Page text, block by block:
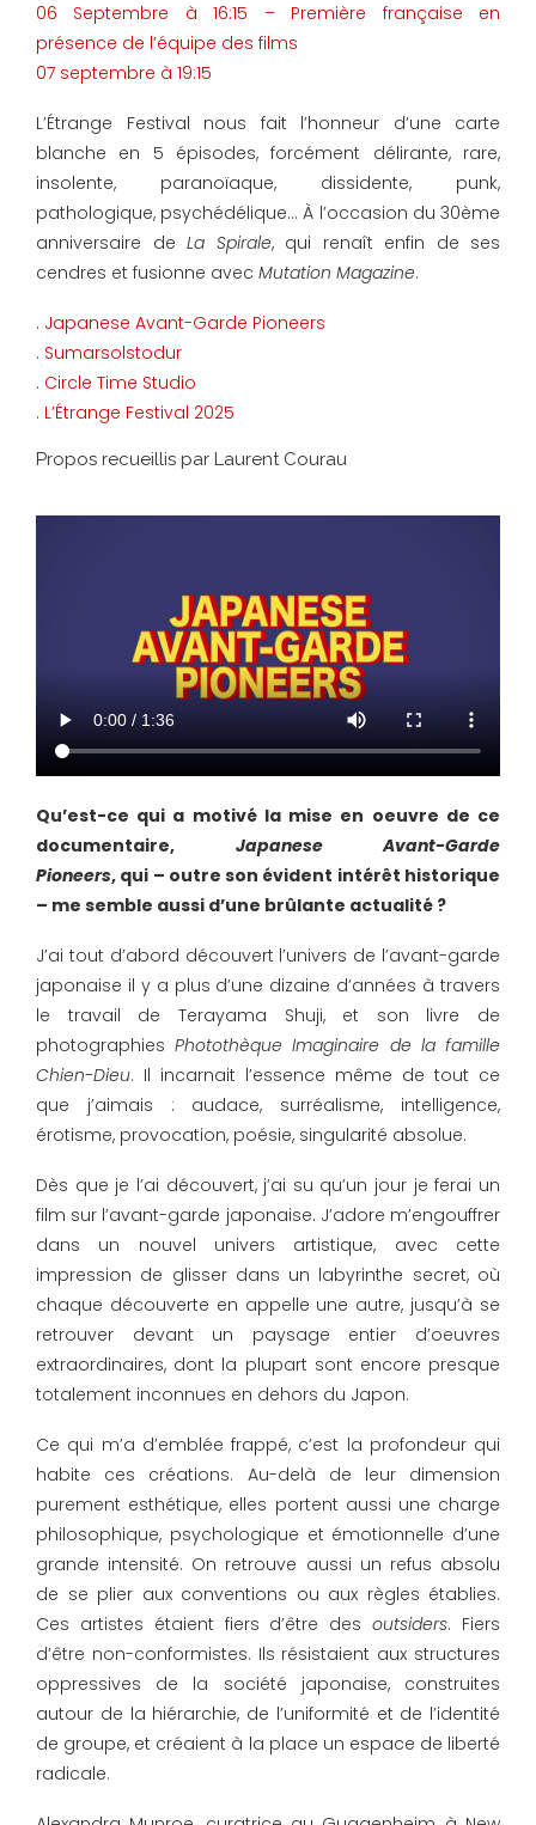
06 Septembre à 16:15 – Première française en
présence de l’équipe des films
07 septembre à 19:15
L’Étrange Festival nous fait l’honneur d’une carte
blanche en 5 épisodes, forcément délirante, rare,
insolente, paranoïaque, dissidente, punk,
pathologique, psychédélique… À l’occasion du 30ème
anniversaire de La Spirale, qui renaît enfin de ses
cendres et fusionne avec Mutation Magazine.
. Japanese Avant-Garde Pioneers
. Sumarsolstodur
. Circle Time Studio
. L’Étrange Festival 2025
Propos recueillis par Laurent Courau
Qu’est-ce qui a motivé la mise en oeuvre de ce
documentaire, Japanese Avant-Garde
Pioneers, qui – outre son évident intérêt historique
– me semble aussi d’une brûlante actualité ?
J’ai tout d’abord découvert l’univers de l’avant-garde
japonaise il y a plus d’une dizaine d’années à travers
le travail de Terayama Shuji, et son livre de
photographiesPhotothèque Imaginaire de la famille
Chien-Dieu. Il incarnait l’essence même de tout ce
que j’aimais : audace, surréalisme, intelligence,
érotisme, provocation, poésie, singularité absolue.
Dès que je l’ai découvert, j’ai su qu’un jour je ferai un
film sur l’avant-garde japonaise. J’adore m’engouffrer
dans un nouvel univers artistique, avec cette
impression de glisser dans un labyrinthe secret, où
chaque découverte en appelle une autre, jusqu’à se
retrouver devant un paysage entier d’oeuvres
extraordinaires, dont la plupart sont encore presque
totalement inconnues en dehors du Japon.
Ce qui m’a d’emblée frappé, c’est la profondeur qui
habite ces créations. Au-delà de leur dimension
purement esthétique, elles portent aussi une charge
philosophique, psychologique et émotionnelle d’une
grande intensité. On retrouve aussi un refus absolu
de se plier aux conventions ou aux règles établies.
Ces artistes étaient fiers d’être desoutsiders. Fiers
d’être non-conformistes. Ils résistaient aux structures
oppressives de la société japonaise, construites
autour de la hiérarchie, de l’uniformité et de l’identité
de groupe, et créaient à la place un espace de liberté
radicale.